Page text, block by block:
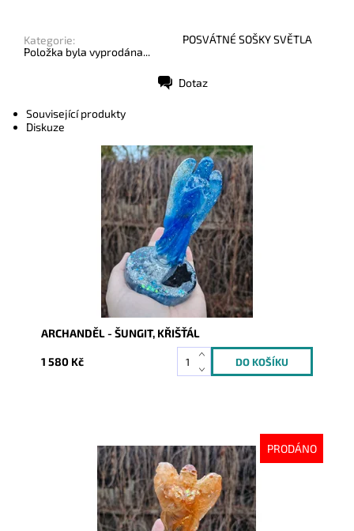
Kategorie:
POSVÁTNÉ SOŠKY SVĚTLA
Položka byla vyprodána...
Dotaz
Související produkty
Diskuze
Dostupnost:
Skladem
10501
ARCHANDĚL - ŠUNGIT, KŘIŠŤÁL
1 580 Kč
PRODÁNO
Dostupnost:
Vyprodáno
10500